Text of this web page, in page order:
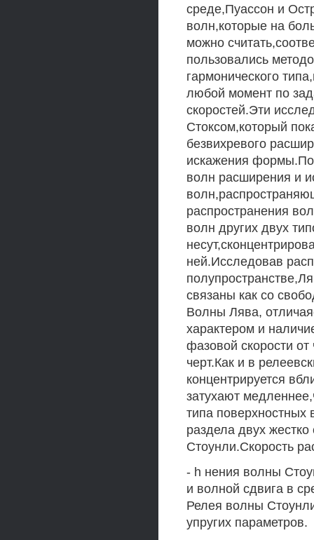
среде,Пуассон и
волн,которые на
можно
пользовались
гармонического
любой момент по
скоростей.Эти
Стоксом,который
безвихревого
искажения
волн расширения и
распространения
волн других двух
ней.Исследовав
связаны как со
Волны Лява,
характером и
фазовой скорости
черт.Как и в
концентрируется
затухают
типа поверхностных
раздела двух
Стоунли.Скорость
- h нения волны
и волной сдвига в
Релея волны
упругих параметров.